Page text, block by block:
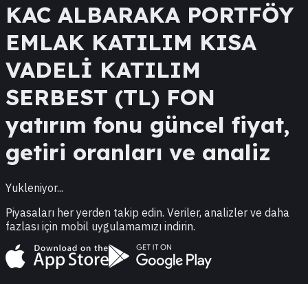
KAC ALBARAKA PORTFÖY
EMLAK KATILIM KISA
VADELİ KATILIM
SERBEST (TL) FON
yatırım fonu güncel fiyat,
getiri oranları ve analiz
Yukleniyor...
Piyasaları her yerden takip edin. Veriler, analizler ve daha
fazlası için mobil uygulamamızı indirin.